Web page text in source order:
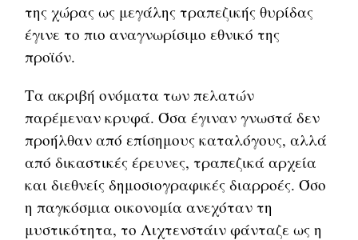
της χώρας ως μεγάλης τραπεζικής θυρίδας
έγινε το πιο αναγνωρίσιμο εθνικό της
προϊόν.
Τα ακριβή ονόματα των πελατών
παρέμεναν κρυφά. Όσα έγιναν γνωστά δεν
προήλθαν από επίσημους καταλόγους, αλλά
από δικαστικές έρευνες, τραπεζικά αρχεία
και διεθνείς δημοσιογραφικές διαρροές. Όσο
η παγκόσμια οικονομία ανεχόταν τη
μυστικότητα, το Λιχτενστάιν φάνταζε ως η